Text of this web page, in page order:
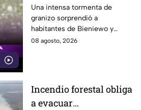
vehículos en Polonia
Una intensa tormenta de
granizo sorprendió a
habitantes de Bieniewo y
provocó daños en los cristales
08 agosto, 2026
Incendio forestal obliga
a evacuar